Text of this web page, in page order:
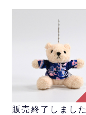
販売終了しました